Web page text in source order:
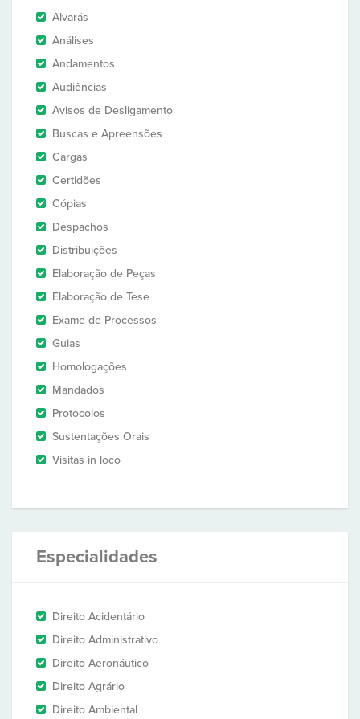
Alvarás
Análises
Andamentos
Audiências
Avisos de Desligamento
Buscas e Apreensões
Cargas
Certidões
Cópias
Despachos
Distribuições
Elaboração de Peças
Elaboração de Tese
Exame de Processos
Guias
Homologações
Mandados
Protocolos
Sustentações Orais
Visitas in loco
Especialidades
Direito Acidentário
Direito Administrativo
Direito Aeronáutico
Direito Agrário
Direito Ambiental